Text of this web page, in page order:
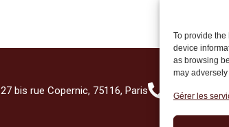
To provide
device
as browsing
may
Gérer les
27 bis rue Copernic, 75116, Paris +33 (0)1 71